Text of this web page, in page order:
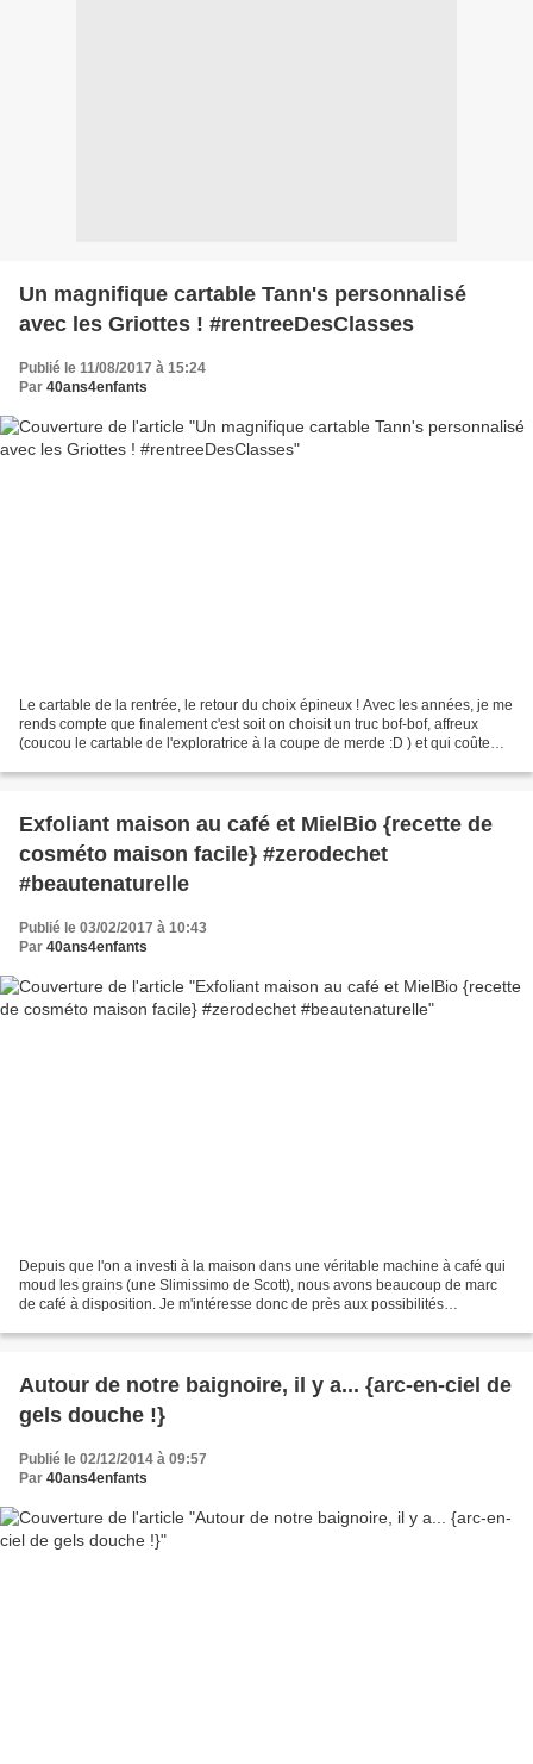
Un magnifique cartable Tann's personnalisé
avec les Griottes ! #rentreeDesClasses
Publié le 11/08/2017 à 15:24
Par 40ans4enfants
Le cartable de la rentrée, le retour du choix épineux ! Avec les années, je me
rends compte que finalement c'est soit on choisit un truc bof-bof, affreux
(coucou le cartable de l'exploratrice à la coupe de merde :D ) et qui coûte
Exfoliant maison au café et MielBio {recette de
cosméto maison facile} #zerodechet
#beautenaturelle
Publié le 03/02/2017 à 10:43
Par 40ans4enfants
Depuis que l'on a investi à la maison dans une véritable machine à café qui
moud les grains (une Slimissimo de Scott), nous avons beaucoup de marc
de café à disposition. Je m'intéresse donc de près aux possibilités
Autour de notre baignoire, il y a... {arc-en-ciel de
gels douche !}
Publié le 02/12/2014 à 09:57
Par 40ans4enfants